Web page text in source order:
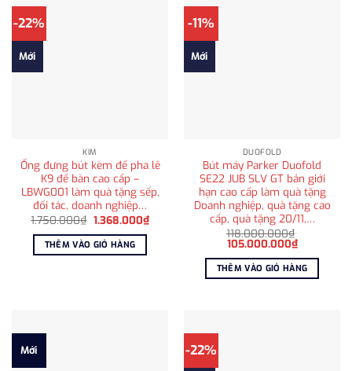
-22%
Mới
KIM
Ống đựng bút kèm đế pha lê
K9 để bàn cao cấp –
LBWG001 làm quà tặng sếp,
đối tác, doanh nghiệp…
1.750.000₫ Giá
là:
1.750.000₫.
1.368.000₫Giá
hiện
1.368.000₫.
THÊM VÀO GIỎ HÀNG
-11%
Mới
DUOFOLD
Bút máy Parker Duofold
SE22 JUB SLV GT bản giới
hạn cao cấp làm quà tặng
Doanh nghiệp, quà tặng cao
cấp, quà tặng 20/11,…
118.000.000₫
Giá
là:
118.000.000₫.
105.000.000₫Giá
hiện
tại
là:
THÊM VÀO GIỎ HÀNG
Mới -22%